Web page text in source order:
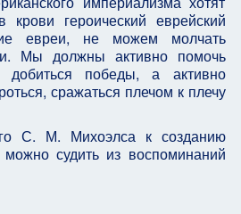
крови героический еврейский
евреи, не можем молчать
Мы должны активно помочь
добиться победы, а активно
сражаться плечом к плечу
С. М. Михоэлса к созданию
можно судить из воспоминаний